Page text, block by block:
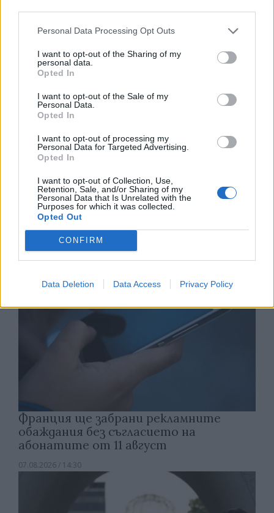
Personal Data Processing Opt Outs
I want to opt-out of the Sharing of my
personal data.
Opted In
I want to opt-out of the Sale of my
Personal Data.
Opted In
I want to opt-out of processing my
Personal Data for Targeted Advertising.
Opted In
I want to opt-out of Collection, Use,
Retention, Sale, and/or Sharing of my
Personal Data that Is Unrelated with the
Purposes for which it was collected.
Opted Out
CONFIRM
Data Deletion Data Access Privacy Policy
Астронавти на NASA излязоха в
открития космос
Франция ще забрани рекламните
обаждания без съгласието на
абонатите от 11 август
07.08.2026 / 14:30